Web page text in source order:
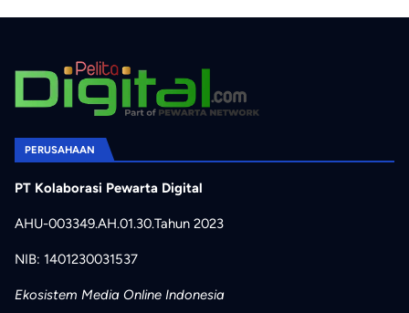
PERUSAHAAN
PT Kolaborasi Pewarta Digital
AHU-003349.AH.01.30.Tahun 2023
NIB: 1401230031537
Ekosistem Media Online Indonesia